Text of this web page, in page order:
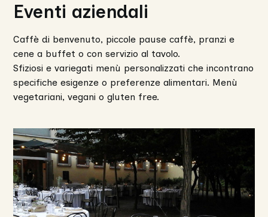
Eventi aziendali
Caffè di benvenuto, piccole pause caffè, pranzi e
cene a buffet o con servizio al tavolo.
Sfiziosi e variegati menù personalizzati che incontrano
specifiche esigenze o preferenze alimentari. Menù
vegetariani, vegani o gluten free.